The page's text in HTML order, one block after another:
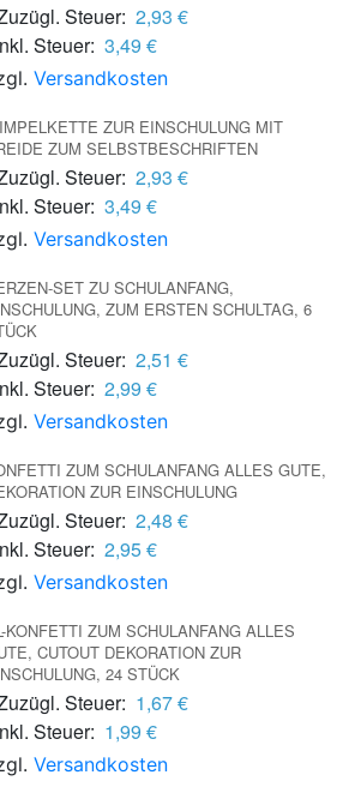
Steuer: 2,93 €
Steuer: 3,49 €
Versandkosten
ZUR EINSCHULUNG MIT
ZUM SELBSTBESCHRIFTEN
Steuer: 2,93 €
Steuer: 3,49 €
Versandkosten
SET ZU SCHULANFANG,
ZUM ERSTEN SCHULTAG, 6
Steuer: 2,51 €
Steuer: 2,99 €
Versandkosten
ZUM SCHULANFANG ALLES GUTE,
ZUR EINSCHULUNG
Steuer: 2,48 €
Steuer: 2,95 €
Versandkosten
KONFETTI ZUM SCHULANFANG ALLES
CUTOUT DEKORATION ZUR
24 STÜCK
Steuer: 1,67 €
Steuer: 1,99 €
Versandkosten